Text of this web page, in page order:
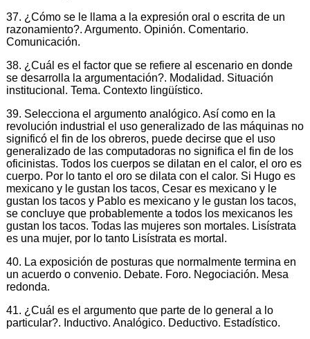
37. ¿Cómo se le llama a la expresión oral o escrita de un
razonamiento?. Argumento. Opinión. Comentario.
Comunicación.
38. ¿Cuál es el factor que se refiere al escenario en donde
se desarrolla la argumentación?. Modalidad. Situación
institucional. Tema. Contexto lingüístico.
39. Selecciona el argumento analógico. Así como en la
revolución industrial el uso generalizado de las máquinas no
significó el fin de los obreros, puede decirse que el uso
generalizado de las computadoras no significa el fin de los
oficinistas. Todos los cuerpos se dilatan en el calor, el oro es
cuerpo. Por lo tanto el oro se dilata con el calor. Si Hugo es
mexicano y le gustan los tacos, Cesar es mexicano y le
gustan los tacos y Pablo es mexicano y le gustan los tacos,
se concluye que probablemente a todos los mexicanos les
gustan los tacos. Todas las mujeres son mortales. Lisístrata
es una mujer, por lo tanto Lisístrata es mortal.
40. La exposición de posturas que normalmente termina en
un acuerdo o convenio. Debate. Foro. Negociación. Mesa
redonda.
41. ¿Cuál es el argumento que parte de lo general a lo
particular?. Inductivo. Analógico. Deductivo. Estadístico.